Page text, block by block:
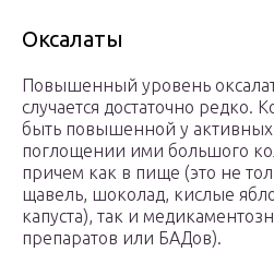
Оксалаты
Повышенный уровень
случается достаточно редко.
быть повышенной у
поглощении ими большого
причем как в пище (это не
щавель, шоколад, кислые
капуста), так и
препаратов или БАДов).